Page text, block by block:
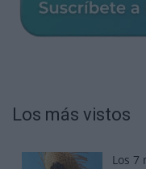
Los más vistos
Los 7